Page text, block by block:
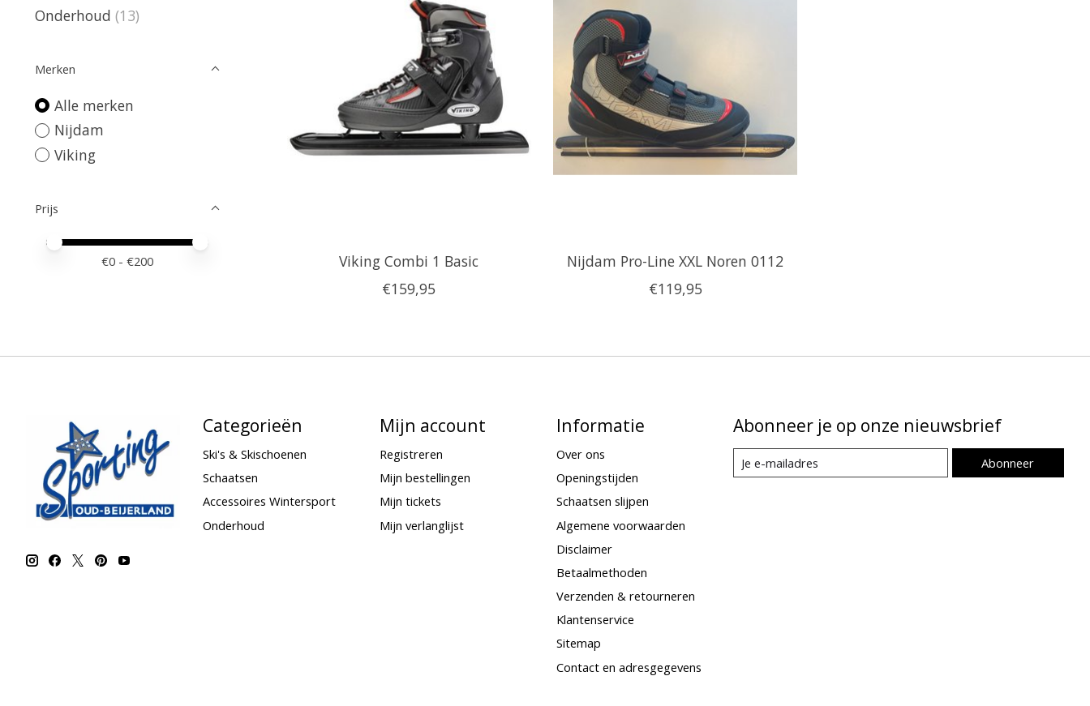
Onderhoud (13)
Merken
Alle merken
Nijdam
Viking
Prijs
Minimale prijswaarde
Price maximum value
€0 - €200
Viking Combi 1 Basic
€159,95
Nijdam Pro-Line XXL Noren 0112
€119,95
Categorieën
Ski's & Skischoenen
Schaatsen
Accessoires Wintersport
Onderhoud
Mijn account
Registreren
Mijn bestellingen
Mijn tickets
Mijn verlanglijst
Informatie
Over ons
Openingstijden
Schaatsen slijpen
Algemene voorwaarden
Disclaimer
Betaalmethoden
Verzenden & retourneren
Klantenservice
Sitemap
Contact en adresgegevens
Abonneer je op onze nieuwsbrief
Abonneer